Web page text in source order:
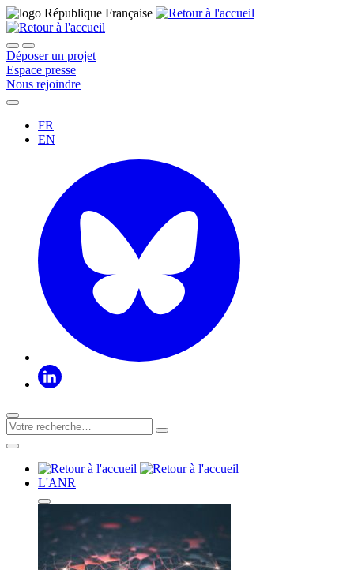
Déposer un projet
Espace presse
Nous rejoindre
FR
EN
L'ANR